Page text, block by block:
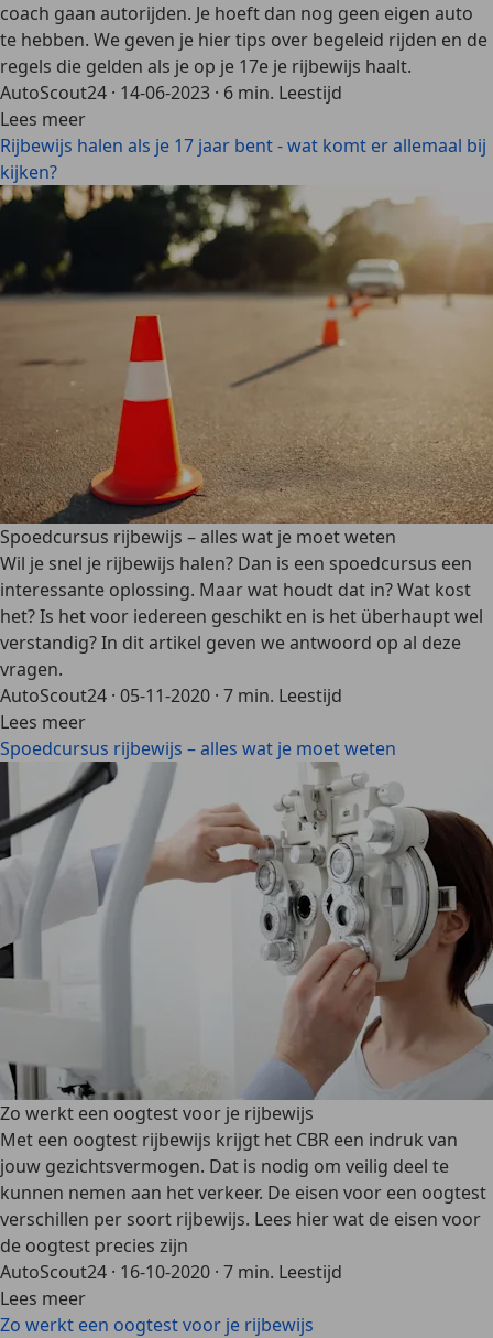
coach gaan autorijden. Je hoeft dan nog geen eigen auto
te hebben. We geven je hier tips over begeleid rijden en de
regels die gelden als je op je 17e je rijbewijs haalt.
AutoScout24 · 14-06-2023 · 6 min. Leestijd
Lees meer
Rijbewijs halen als je 17 jaar bent - wat komt er allemaal bij
kijken?
Spoedcursus rijbewijs – alles wat je moet weten
Wil je snel je rijbewijs halen? Dan is een spoedcursus een
interessante oplossing. Maar wat houdt dat in? Wat kost
het? Is het voor iedereen geschikt en is het überhaupt wel
verstandig? In dit artikel geven we antwoord op al deze
vragen.
AutoScout24 · 05-11-2020 · 7 min. Leestijd
Lees meer
Spoedcursus rijbewijs – alles wat je moet weten
Zo werkt een oogtest voor je rijbewijs
Met een oogtest rijbewijs krijgt het CBR een indruk van
jouw gezichtsvermogen. Dat is nodig om veilig deel te
kunnen nemen aan het verkeer. De eisen voor een oogtest
verschillen per soort rijbewijs. Lees hier wat de eisen voor
de oogtest precies zijn
AutoScout24 · 16-10-2020 · 7 min. Leestijd
Lees meer
Zo werkt een oogtest voor je rijbewijs